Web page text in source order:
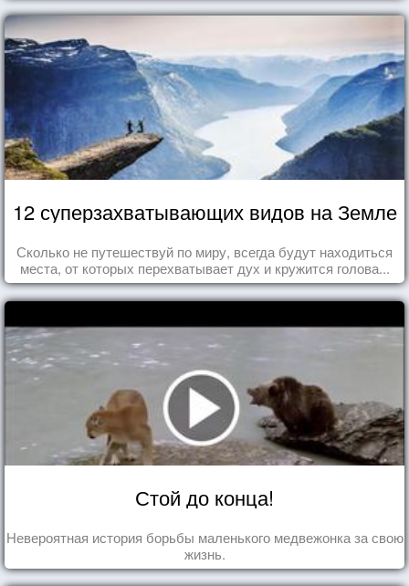
12 суперзахватывающих видов на Земле
Сколько не путешествуй по миру, всегда будут находиться
места, от которых перехватывает дух и кружится голова...
Стой до конца!
Невероятная история борьбы маленького медвежонка за свою
жизнь.